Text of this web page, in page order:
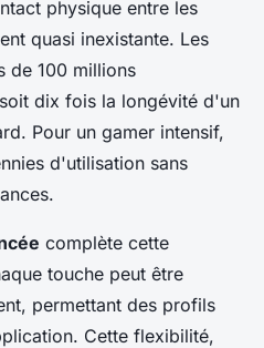
physique entre les
quasi inexistante. Les
de 100 millions
dix fois la longévité d'un
Pour un gamer intensif,
d'utilisation sans
complète cette
touche peut être
permettant des profils
Cette flexibilité,